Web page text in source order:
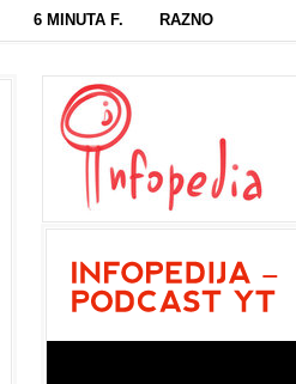
6 MINUTA F. RAZNO